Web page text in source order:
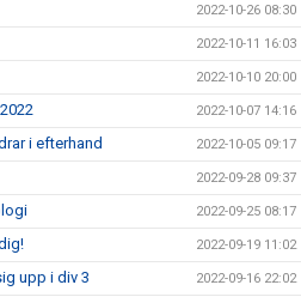
2022-10-26 08:30
2022-10-11 16:03
2022-10-10 20:00
2022-10-07 14:16
i efterhand 2022-10-05 09:17
2022-09-28 09:37
2022-09-25 08:17
2022-09-19 11:02
upp i div 3 2022-09-16 22:02